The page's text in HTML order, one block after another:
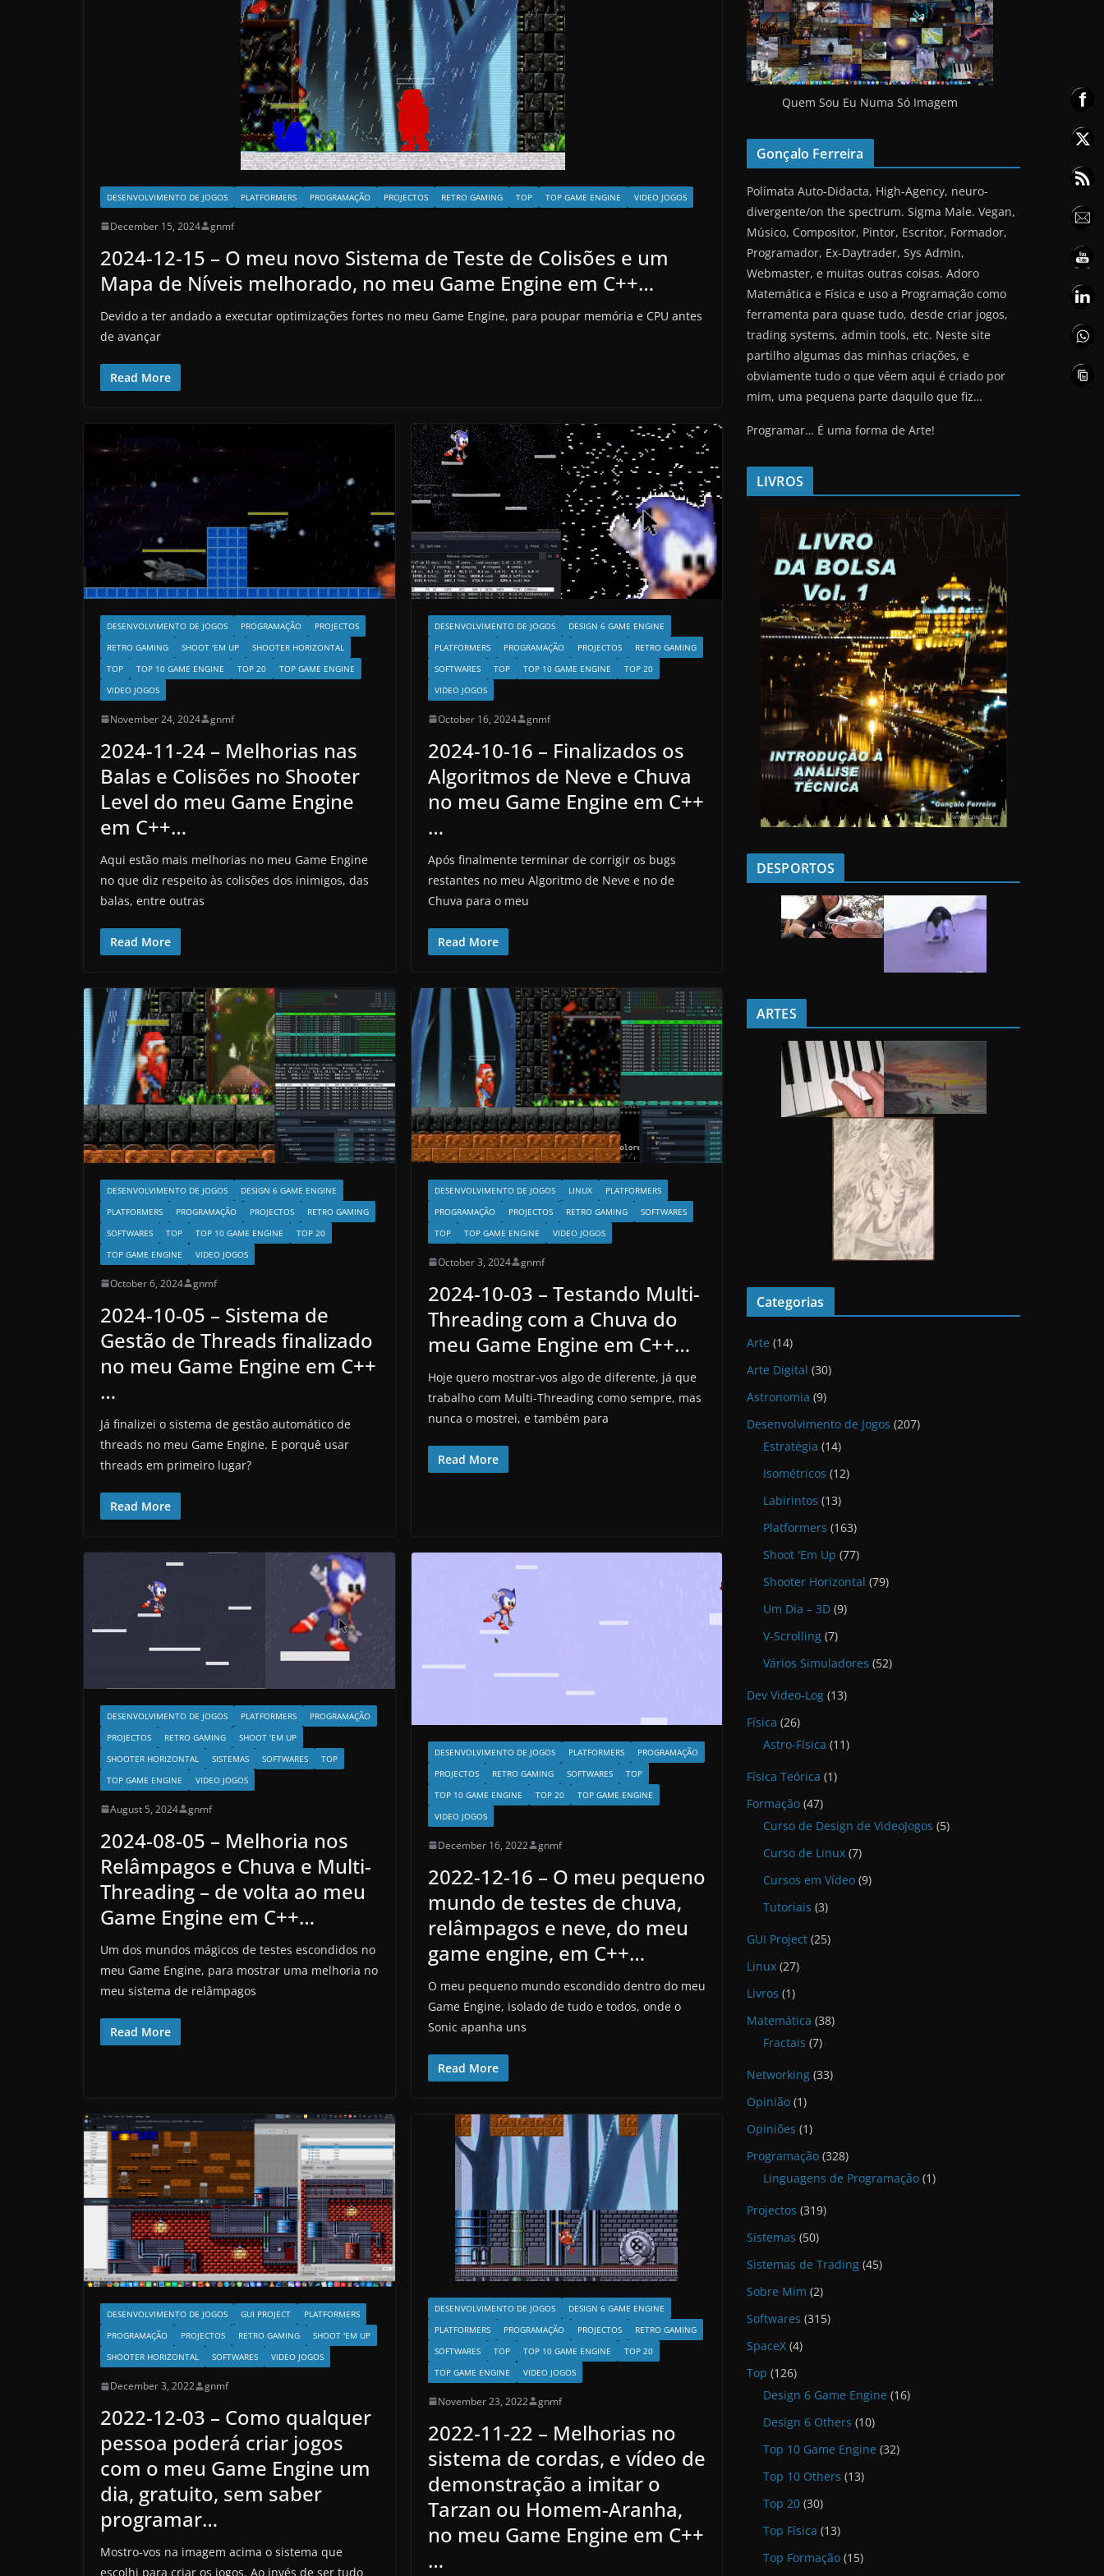
DESENVOLVIMENTO DE JOGOS PLATFORMERS PROGRAMAÇÃO PROJECTOS RETRO GAMING TOP TOP GAME ENGINE VIDEO JOGOS
December 15, 2024 gnmf
2024-12-15 – O meu novo Sistema de Teste de Colisões e um
Mapa de Níveis melhorado, no meu Game Engine em C++…
Devido a ter andado a executar optimizações fortes no meu Game Engine, para poupar memória e CPU antes
de avançar
Read More
DESENVOLVIMENTO DE JOGOS PROGRAMAÇÃO
PROJECTOS
RETRO GAMING
SHOOT 'EM UP
SHOOTER HORIZONTAL
TOP
TOP 10 GAME ENGINE TOP 20
TOP GAME ENGINE
VIDEO JOGOS
November 24, 2024 gnmf
2024-11-24 – Melhorias nas
Balas e Colisões no Shooter
Level do meu Game Engine
em C++…
Aqui estão mais melhorias no meu Game Engine
no que diz respeito às colisões dos inimigos, das
balas, entre outras
Read More
DESENVOLVIMENTO DE JOGOS
DESIGN 6 GAME ENGINE
PLATFORMERS
PROGRAMAÇÃO PROJECTOS
RETRO GAMING
SOFTWARES
TOP TOP 10 GAME ENGINE
TOP 20
VIDEO JOGOS
October 16, 2024 gnmf
2024-10-16 – Finalizados os
Algoritmos de Neve e Chuva
no meu Game Engine em C++
…
Após finalmente terminar de corrigir os bugs
restantes no meu Algoritmo de Neve e no de
Chuva para o meu
Read More
DESENVOLVIMENTO DE JOGOS
DESIGN 6 GAME ENGINE
PLATFORMERS
PROGRAMAÇÃO PROJECTOS
RETRO GAMING
SOFTWARES
TOP TOP 10 GAME ENGINE
TOP 20
TOP GAME ENGINE
VIDEO JOGOS
October 6, 2024 gnmf
2024-10-05 – Sistema de
Gestão de Threads finalizado
no meu Game Engine em C++
…
Já finalizei o sistema de gestão automático de
threads no meu Game Engine. E porquê usar
threads em primeiro lugar?
Read More
DESENVOLVIMENTO DE JOGOS LINUX
PLATFORMERS
PROGRAMAÇÃO
PROJECTOS RETRO GAMING
SOFTWARES
TOP
TOP GAME ENGINE VIDEO JOGOS
October 3, 2024 gnmf
2024-10-03 – Testando Multi-
Threading com a Chuva do
meu Game Engine em C++…
Hoje quero mostrar-vos algo de diferente, já que
trabalho com Multi-Threading como sempre, mas
nunca o mostrei, e também para
Read More
DESENVOLVIMENTO DE JOGOS PLATFORMERS
PROGRAMAÇÃO
PROJECTOS
RETRO GAMING
SHOOT 'EM UP
SHOOTER HORIZONTAL
SISTEMAS SOFTWARES
TOP
TOP GAME ENGINE
VIDEO JOGOS
August 5, 2024 gnmf
2024-08-05 – Melhoria nos
Relâmpagos e Chuva e Multi-
Threading – de volta ao meu
Game Engine em C++…
Um dos mundos mágicos de testes escondidos no
meu Game Engine, para mostrar uma melhoria no
meu sistema de relâmpagos
Read More
DESENVOLVIMENTO DE JOGOS PLATFORMERS
PROGRAMAÇÃO
PROJECTOS
RETRO GAMING SOFTWARES
TOP
TOP 10 GAME ENGINE
TOP 20
TOP GAME ENGINE
VIDEO JOGOS
December 16, 2022 gnmf
2022-12-16 – O meu pequeno
mundo de testes de chuva,
relâmpagos e neve, do meu
game engine, em C++…
O meu pequeno mundo escondido dentro do meu
Game Engine, isolado de tudo e todos, onde o
Sonic apanha uns
Read More
DESENVOLVIMENTO DE JOGOS GUI PROJECT
PLATFORMERS
PROGRAMAÇÃO
PROJECTOS RETRO GAMING
SHOOT 'EM UP
SHOOTER HORIZONTAL
SOFTWARES VIDEO JOGOS
December 3, 2022 gnmf
2022-12-03 – Como qualquer
pessoa poderá criar jogos
com o meu Game Engine um
dia, gratuito, sem saber
programar…
Mostro-vos na imagem acima o sistema que
escolhi para criar os jogos. Ao invés de ser tudo
DESENVOLVIMENTO DE JOGOS
DESIGN 6 GAME ENGINE
PLATFORMERS
PROGRAMAÇÃO PROJECTOS
RETRO GAMING
SOFTWARES
TOP TOP 10 GAME ENGINE
TOP 20
TOP GAME ENGINE
VIDEO JOGOS
November 23, 2022 gnmf
2022-11-22 – Melhorias no
sistema de cordas, e vídeo de
demonstração a imitar o
Tarzan ou Homem-Aranha,
no meu Game Engine em C++
…
Quem Sou Eu Numa Só Imagem
Gonçalo Ferreira
Polímata Auto-Didacta, High-Agency, neuro-
divergente/on the spectrum. Sigma Male. Vegan,
Músico, Compositor, Pintor, Escritor, Formador,
Programador, Ex-Daytrader, Sys Admin,
Webmaster, e muitas outras coisas. Adoro
Matemática e Física e uso a Programação como
ferramenta para quase tudo, desde criar jogos,
trading systems, admin tools, etc. Neste site
partilho algumas das minhas criações, e
obviamente tudo o que vêem aqui é criado por
mim, uma pequena parte daquilo que fiz…
Programar… É uma forma de Arte!
LIVROS
DESPORTOS
ARTES
Categorias
Arte (14)
Arte Digital (30)
Astronomia (9)
Desenvolvimento de Jogos (207)
Estratégia (14)
Isométricos (12)
Labirintos (13)
Platformers (163)
Shoot 'Em Up (77)
Shooter Horizontal (79)
Um Dia – 3D (9)
V-Scrolling (7)
Vários Simuladores (52)
Dev Video-Log (13)
Física (26)
Astro-Física (11)
Física Teórica (1)
Formação (47)
Curso de Design de VideoJogos (5)
Curso de Linux (7)
Cursos em Vídeo (9)
Tutoriais (3)
GUI Project (25)
Linux (27)
Livros (1)
Matemática (38)
Fractais (7)
Networking (33)
Opinião (1)
Opiniões (1)
Programação (328)
Linguagens de Programação (1)
Projectos (319)
Sistemas (50)
Sistemas de Trading (45)
Sobre Mim (2)
Softwares (315)
SpaceX (4)
Top (126)
Design 6 Game Engine (16)
Design 6 Others (10)
Top 10 Game Engine (32)
Top 10 Others (13)
Top 20 (30)
Top Física (13)
Top Formação (15)